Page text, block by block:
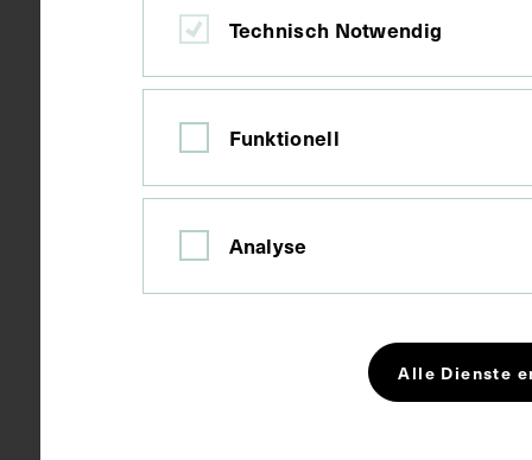
Kurzbeschreibung
Beilage zur
Technisch Notwendig
Funktionell
Analyse
Alle Dienste